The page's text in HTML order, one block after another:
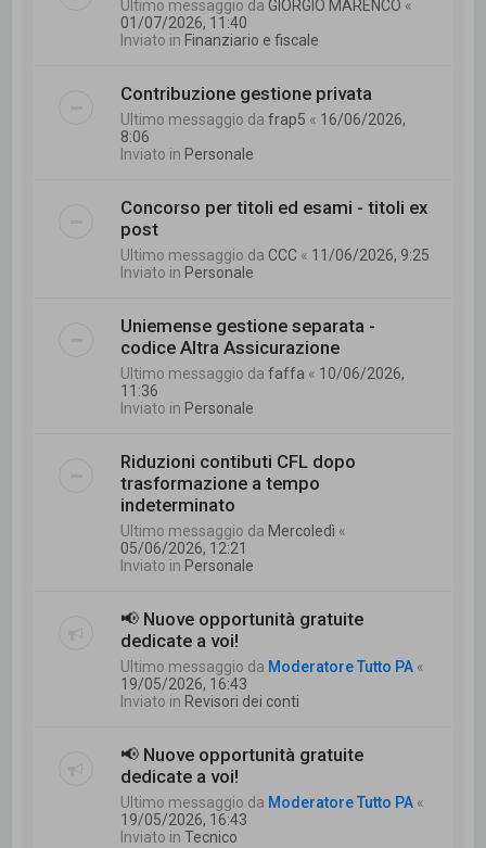
Ultimo messaggio da GIORGIO MARENCO «
01/07/2026, 11:40
Inviato in Finanziario e fiscale
Contribuzione gestione privata
Ultimo messaggio dafrap5 « 16/06/2026,
8:06
Inviato in Personale
Concorso per titoli ed esami - titoli ex
post
Ultimo messaggio da CCC « 11/06/2026, 9:25
Inviato in Personale
Uniemense gestione separata -
codice Altra Assicurazione
Ultimo messaggio dafaffa « 10/06/2026,
11:36
Inviato in Personale
Riduzioni contibuti CFL dopo
trasformazione a tempo
indeterminato
Ultimo messaggio da Mercoledì «
05/06/2026, 12:21
Inviato in Personale
📢 Nuove opportunità gratuite
dedicate a voi!
Ultimo messaggio da Moderatore Tutto PA «
19/05/2026, 16:43
Inviato in Revisori dei conti
📢 Nuove opportunità gratuite
dedicate a voi!
Ultimo messaggio da Moderatore Tutto PA «
19/05/2026, 16:43
Inviato inTecnico